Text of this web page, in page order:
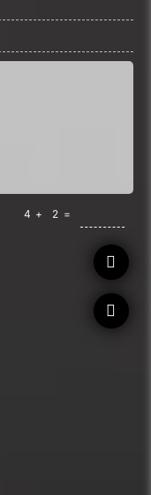
2 =
4 +

